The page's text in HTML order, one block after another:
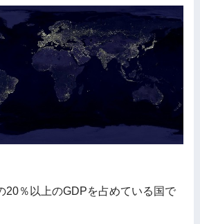
20％以上のGDPを占めている国で